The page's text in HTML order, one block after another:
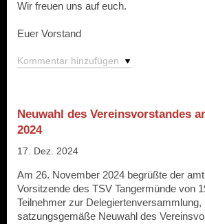
Wir freuen uns auf euch.
Euer Vorstand
Kommentar hinzufügen
Neuwahl des Vereinsvorstandes
2024
17. Dez. 2024
Am 26. November 2024 begrüßte der
Vorsitzende des TSV Tangermünde von
Teilnehmer zur Delegiertenversammlung,
satzungsgemäße Neuwahl des